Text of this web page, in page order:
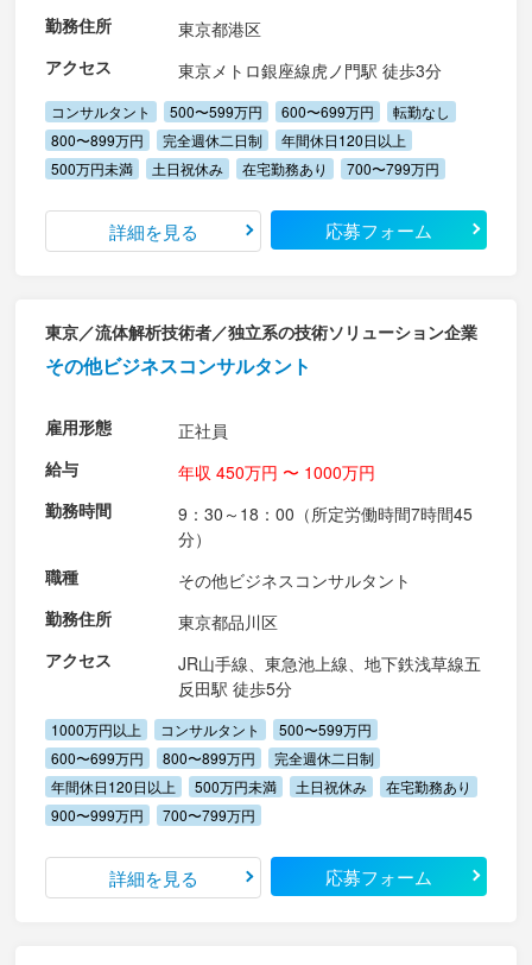
勤務住所
東京都港区
アクセス
東京メトロ銀座線虎ノ門駅 徒歩3分
コンサルタント 500〜599万円 600〜699万円
転勤なし
800〜899万円
完全週休二日制
年間休日120日以上
500万円未満
土日祝休み 在宅勤務あり 700〜799万円
詳細を見る 応募フォーム
東京／流体解析技術者／独立系の技術ソリューション企業
その他ビジネスコンサルタント
雇用形態
正社員
給与
年収 450万円 〜 1000万円
勤務時間
9：30～18：00（所定労働時間7時間45
分）
職種
その他ビジネスコンサルタント
勤務住所
東京都品川区
アクセス
JR山手線、東急池上線、地下鉄浅草線五
反田駅 徒歩5分
1000万円以上 コンサルタント
500〜599万円
600〜699万円
800〜899万円
完全週休二日制
年間休日120日以上
500万円未満 土日祝休み
在宅勤務あり
900〜999万円
700〜799万円
詳細を見る 応募フォーム